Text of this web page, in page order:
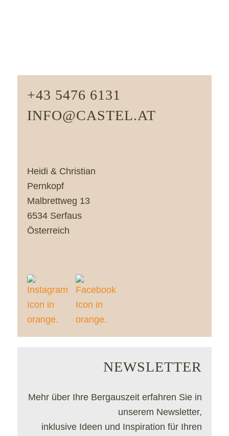
+43 5476 6131
INFO@CASTEL.AT
Heidi & Christian
Pernkopf
Malbrettweg 13
6534 Serfaus
Österreich
NEWSLETTER
Mehr über Ihre Bergauszeit erfahren Sie in
unserem Newsletter,
inklusive Ideen und Inspiration für Ihren